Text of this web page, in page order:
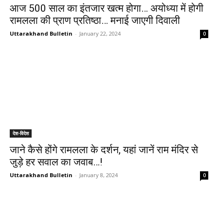
आज 500 साल का इंतजार खत्म होगा… अयोध्या में होगी
रामलला की प्राण प्रतिष्ठा… मनाई जाएगी दिवाली
Uttarakhand Bulletin - January 22, 2024 0
देश-विदेश
जाने कैसे होंगे रामलला के दर्शन, यहां जानें राम मंदिर से
जुड़े हर सवाल का जवाब…!
Uttarakhand Bulletin - January 8, 2024 0